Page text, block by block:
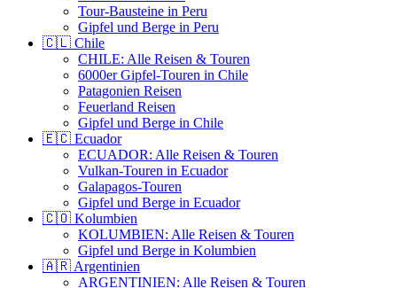
Tour-Bausteine in Peru
Gipfel und Berge in Peru
🇨🇱 Chile
CHILE: Alle Reisen & Touren
6000er Gipfel-Touren in Chile
Patagonien Reisen
Feuerland Reisen
Gipfel und Berge in Chile
🇪🇨 Ecuador
ECUADOR: Alle Reisen & Touren
Vulkan-Touren in Ecuador
Galapagos-Touren
Gipfel und Berge in Ecuador
🇨🇴 Kolumbien
KOLUMBIEN: Alle Reisen & Touren
Gipfel und Berge in Kolumbien
🇦🇷 Argentinien
ARGENTINIEN: Alle Reisen & Touren